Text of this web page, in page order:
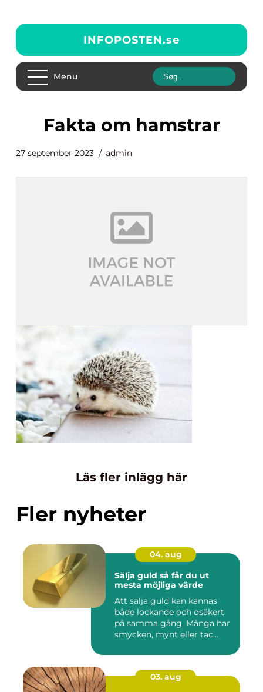
INFOPOSTEN.se
Menu
fakta om hamstrar
27 september 2023 admin
Läs fler inlägg här
Fler nyheter
04. aug
Sälja guld så får du ut
mesta möjliga värde
Att sälja guld kan kännas
både lockande och osäkert
på samma gång. Många har
smycken, mynt eller tac...
03. aug